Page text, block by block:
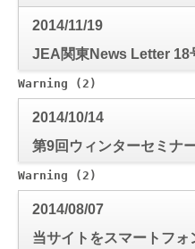
2014/11/19
JEA関東News Letter 18
Warning (2)
2014/10/14
第9回ウィンターセミナ
ニック演題募集について
Warning (2)
2014/08/07
当サイトをスマートフォ